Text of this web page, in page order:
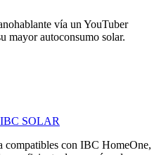
vía un YouTuber
mayor autoconsumo solar.
SOLAR
compatibles con IBC HomeOne,